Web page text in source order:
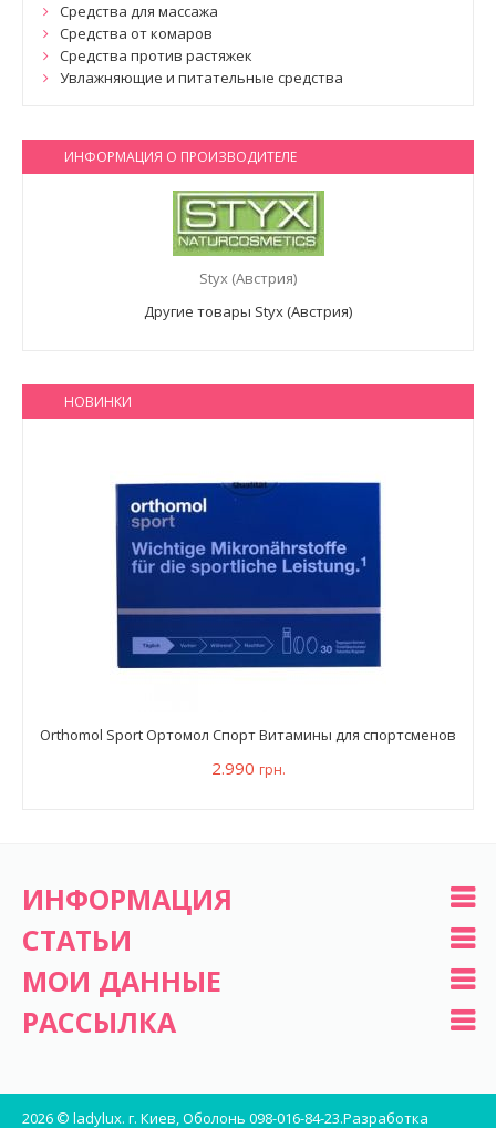
Средства для массажа
Средства от комаров
Средства против растяжек
Увлажняющие и питательные средства
ИНФОРМАЦИЯ О ПРОИЗВОДИТЕЛЕ
Styx (Австрия)
Другие товары Styx (Австрия)
НОВИНКИ
Orthomol Sport Ортомол Спорт Витамины для спортсменов
2.990 грн.
ИНФОРМАЦИЯ
СТАТЬИ
МОИ ДАННЫЕ
РАССЫЛКА
2026 © ladylux. г. Киев, Оболонь 098-016-84-23.Разработка